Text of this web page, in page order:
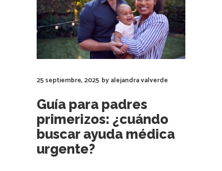
25 septiembre, 2025 byalejandra valverde
Guía para padres
primerizos: ¿cuándo
buscar ayuda médica
urgente?